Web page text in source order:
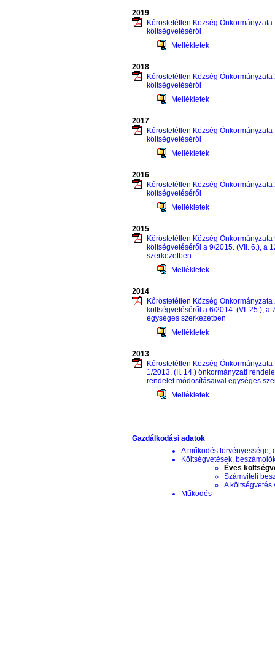
2019
Kőröstetétlen Község
költségvetéséről
Mellékletek
2018
Kőröstetétlen Község
költségvetéséről
Mellékletek
2017
Kőröstetétlen Község
költségvetéséről
Mellékletek
2016
Kőröstetétlen Község
költségvetéséről
Mellékletek
2015
Kőröstetétlen Község
költségvetéséről a 9/2015. (VII. 6.), a
szerkezetben
Mellékletek
2014
Kőröstetétlen Község
költségvetéséről a 6/2014. (VI. 25.), a
egységes szerkezetben
Mellékletek
2013
Kőröstetétlen Község
1/2013. (II. 14.) önkormányzati
rendelet módosításaival egységes
Mellékletek
Gazdálkodási adatok
A működés törvényessége,
Költségvetések,
Éves
Számviteli
A költségvetés
Működés